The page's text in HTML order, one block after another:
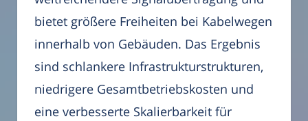
bietet größere Freiheiten bei Kabelwegen
innerhalb von Gebäuden. Das Ergebnis
sind schlankere Infrastrukturstrukturen,
niedrigere Gesamtbetriebskosten und
eine verbesserte Skalierbarkeit für